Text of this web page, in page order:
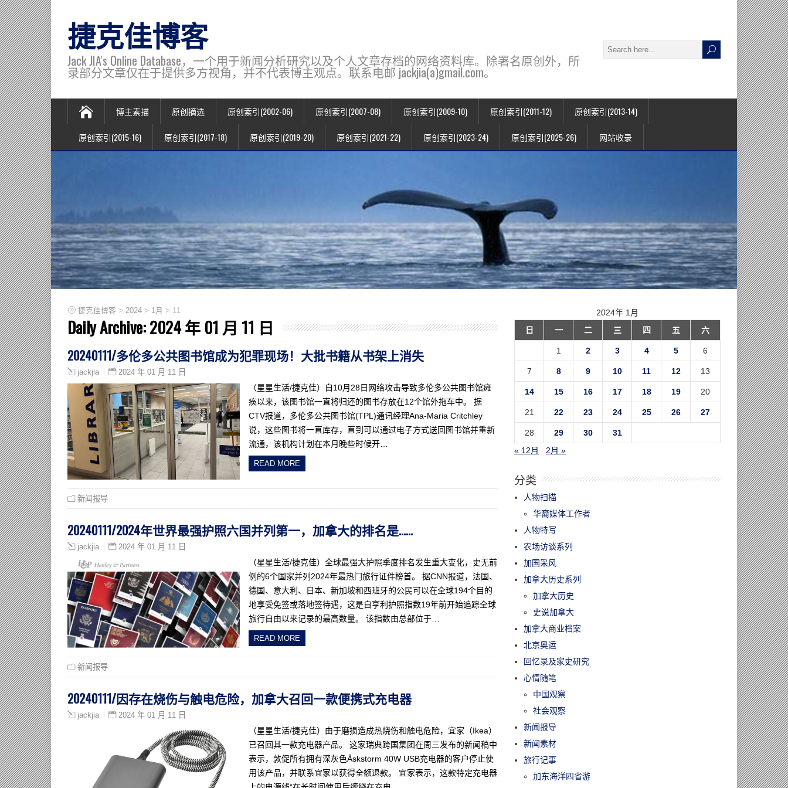
捷克佳博客
Jack JIA's Online Database，一个用于新闻分析研究以及个人文章存档的网络资料库。除署名原创外，所
录部分文章仅在于提供多方视角，并不代表博主观点。联系电邮 jackjia(a)gmail.com。
博主素描 原创摘选 原创索引(2002-06) 原创索引(2007-08) 原创索引(2009-10) 原创索引(2011-12) 原创索引(2013-14)
原创索引(2015-16) 原创索引(2017-18) 原创索引(2019-20) 原创索引(2021-22) 原创索引(2023-24) 原创索引(2025-26) 网站收录
捷克佳博客 > 2024 > 1月 > 11
Daily Archive:2024 年 01 月 11 日
20240111/多伦多公共图书馆成为犯罪现场！大批书籍从书架上消失
jackjia 2024 年 01 月 11 日
（星星生活/捷克佳）自10月28日网络攻击导致多伦多公共图书馆瘫
痪以来，该图书馆一直将归还的图书存放在12个馆外拖车中。 据
CTV报道，多伦多公共图书馆(TPL)通讯经理Ana-Maria Critchley
说，这些图书将一直库存，直到可以通过电子方式送回图书馆并重新
流通，该机构计划在本月晚些时候开…
READ MORE
新闻报导
20240111/2024年世界最强护照六国并列第一，加拿大的排名是……
jackjia 2024 年 01 月 11 日
（星星生活/捷克佳）全球最强大护照季度排名发生重大变化，史无前
例的6个国家并列2024年最热门旅行证件榜首。 据CNN报道，法国、
德国、意大利、日本、新加坡和西班牙的公民可以在全球194个目的
地享受免签或落地签待遇，这是自亨利护照指数19年前开始追踪全球
旅行自由以来记录的最高数量。 该指数由总部位于…
READ MORE
新闻报导
20240111/因存在烧伤与触电危险，加拿大召回一款便携式充电器
jackjia 2024 年 01 月 11 日
（星星生活/捷克佳）由于磨损造成热烧伤和触电危险，宜家（Ikea）
已召回其一款充电器产品。 这家瑞典跨国集团在周三发布的新闻稿中
表示，敦促所有拥有深灰色Åskstorm 40W USB充电器的客户停止使
用该产品，并联系宜家以获得全额退款。 宜家表示，这款特定充电器
2024年 1月
日
一 二 三 四 五 六
1 2 3 4 5 6
7 8 9 10 11 12 13
14 15 16 17 18 19 20
21 22 23 24 25 26 27
28 29 30
31
« 12月
2月 »
分类
人物扫描
华裔媒体工作者
人物特写
农场访谈系列
加国采风
加拿大历史系列
加拿大历史
史说加拿大
加拿大商业档案
北京奥运
回忆录及家史研究
心情随笔
中国观察
社会观察
新闻报导
新闻素材
旅行记事
加东海洋四省游